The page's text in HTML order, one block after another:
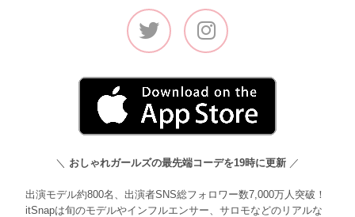
＼ おしゃれガールズの最先端コーデを19時に更新 ／
出演モデル約800名、出演者SNS総フォロワー数7,000万人突破！
itSnapは旬のモデルやインフルエンサー、サロモなどのリアルな